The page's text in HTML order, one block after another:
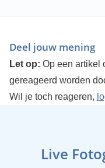
Deel jouw mening
Let op: Op een artikel
gereageerd worden
Wil je toch reageren,
Live